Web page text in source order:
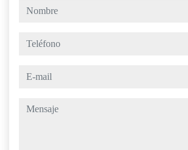
nombre
teléfono
e-mail
mensaje